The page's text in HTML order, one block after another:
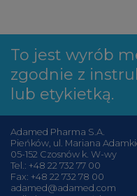
To jest wyrób
zgodnie z
lub etykietką.
Adamed Pharma S.A.
Pieńków, ul. Mariana
05-152 Czosnów k. W-wy
Tel.: +48 22 732 77 00
Fax: +48 22 732 78 00
adamed@adamed.com